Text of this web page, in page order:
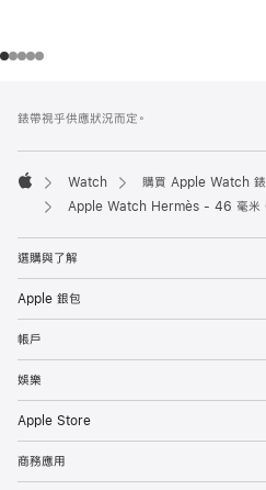
腳
腳
錶帶視乎供應狀況而定。
Apple
Watch
購買 Apple Watch 錶
Apple Watch Hermès - 46 毫米
選購與了解
Apple 銀包
帳戶
娛樂
Apple Store
商務應用